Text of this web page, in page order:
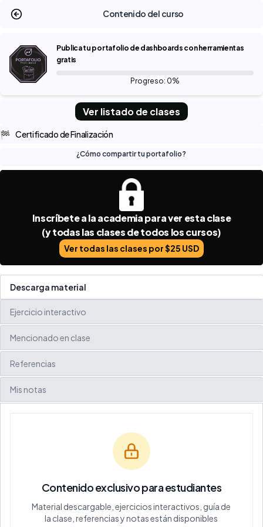
Contenido del curso
Publica tu portafolio de dashboards con herramientas
gratis
Progreso: 0%
Ver listado de clases
🏁 Certificado de Finalización
¿Cómo compartir tu portafolio?
Inscríbete a la academia para ver esta clase
(y todas las clases de todos los cursos)
Ver todas las clases por $25 USD
Descarga material
Ejercicio interactivo
Mencionado en clase
Referencias
Mis notas
Contenido exclusivo para estudiantes
Material descargable, ejercicios interactivos, guía de
la clase, referencias y notas están disponibles